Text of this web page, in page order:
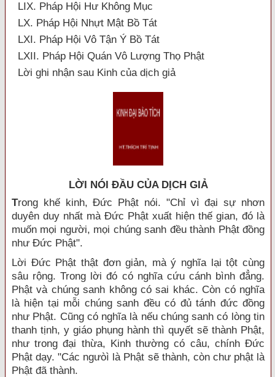
LIX. Pháp Hội Hư Không Mục
LX. Pháp Hội Nhựt Mật Bồ Tát
LXI. Pháp Hội Vô Tận Ý Bồ Tát
LXII. Pháp Hội Quán Vô Lượng Thọ Phật
Lời ghi nhận sau Kinh của dịch giả
LỜI NÓI ÐẦU CỦA DỊCH GIẢ
Trong khế kinh, Đức Phật nói. "Chỉ vì đại sự nhơn
duyên duy nhất mà Đức Phật xuất hiện thế gian, đó là
muốn mọi người, mọi chúng sanh đều thành Phật đồng
như Đức Phật".
Lời Đức Phật thật đơn giản, mà ý nghĩa lại tột cùng
sâu rộng. Trong lời đó có nghĩa cứu cánh bình đẳng.
Phật và chúng sanh không có sai khác. Còn có nghĩa
là hiện tại mỗi chúng sanh đều có đủ tánh đức đồng
như Phật. Cũng có nghĩa là nếu chúng sanh có lòng tin
thanh tịnh, y giáo phụng hành thì quyết sẽ thành Phật,
như trong đại thừa, Kinh thường có câu, chính Đức
Phật dạy. "Các ngưòì là Phật sẽ thành, còn chư phật là
Phật đã thành.